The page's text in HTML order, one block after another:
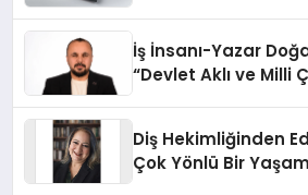
İş İnsanı-Yazar
“Devlet Aklı ve Milli
Diş Hekimliğinden
Çok Yönlü Bir